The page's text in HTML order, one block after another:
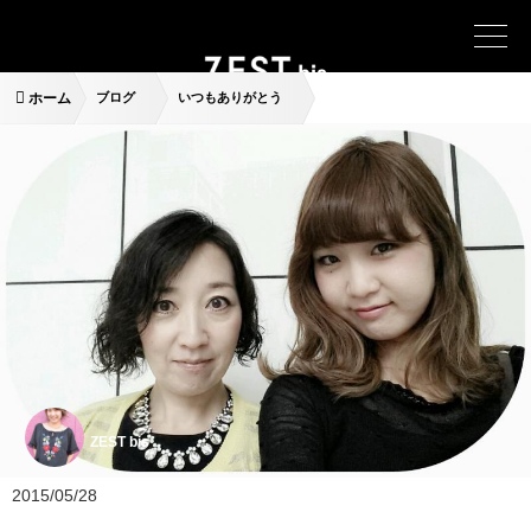
ホーム ブログ いつもありがとう
ZEST bis
2015/05/28